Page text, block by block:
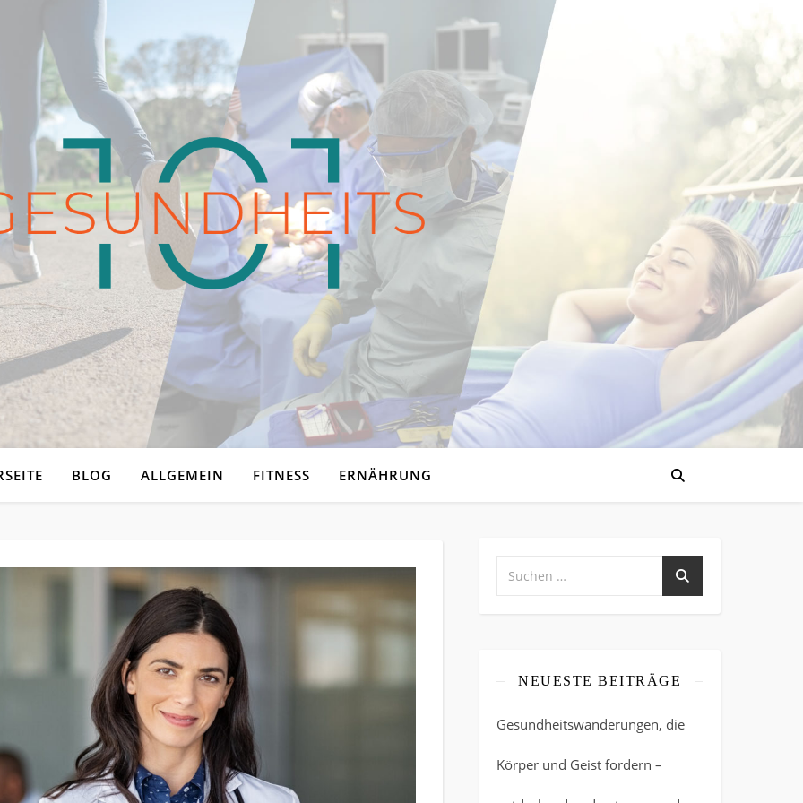
BLOG ALLGEMEIN FITNESS ERNÄHRUNG
NEUESTE BEITRÄGE
Gesundheitswanderungen, die
Körper und Geist fordern –